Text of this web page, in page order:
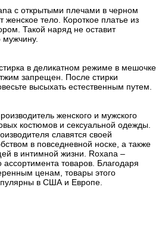
с открытыми плечами в черном
женское тело. Короткое платье из
Такой наряд не оставит
в деликатном режиме в мешочке
запрещен. После стирки
высыхать естественным путем.
женского и мужского
костюмов и сексуальной одежды.
славятся своей
в повседневной носке, а также
в интимной жизни. Roxana –
ассортимента товаров. Благодаря
ценам, товары этого
в США и Европе.